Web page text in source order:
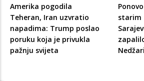
Amerika pogodila
Teheran, Iran uzvratio
napadima: Trump poslao
poruku koja je privukla
pažnju svijeta
starim